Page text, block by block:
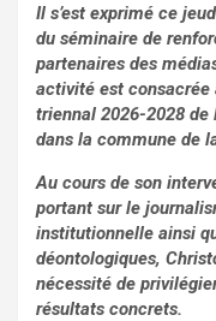
Il s’est exprimé ce
du séminaire de
partenaires des
activité est consacrée
triennal 2026-2028 de
dans la commune de
Au cours de son
portant sur le
institutionnelle ainsi
déontologiques,
nécessité de
résultats concrets.